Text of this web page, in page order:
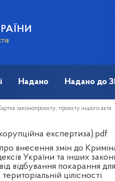
Надано Надано до
законопроєкту, проєкту іншого акта
експертиза).pdf
внесення змін до
України та інших
відбування покарання
цілісності